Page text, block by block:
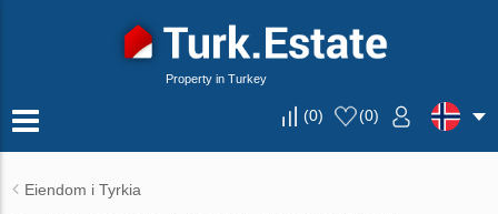
Property in Turkey
(0) (0)
Eiendom i Tyrkia